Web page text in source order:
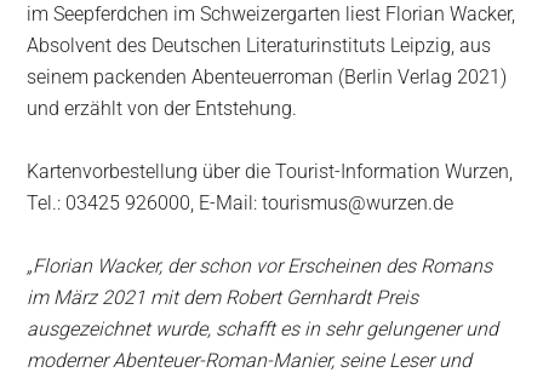
im Seepferdchen im Schweizergarten liest Florian Wacker,
Absolvent des Deutschen Literaturinstituts Leipzig, aus
seinem packenden Abenteuerroman (Berlin Verlag 2021)
und erzählt von der Entstehung.
Kartenvorbestellung über die Tourist-Information Wurzen,
Tel.: 03425 926000, E-Mail: tourismus@wurzen.de
„Florian Wacker, der schon vor Erscheinen des Romans
im März 2021 mit dem Robert Gernhardt Preis
ausgezeichnet wurde, schafft es in sehr gelungener und
moderner Abenteuer-Roman-Manier, seine Leser und